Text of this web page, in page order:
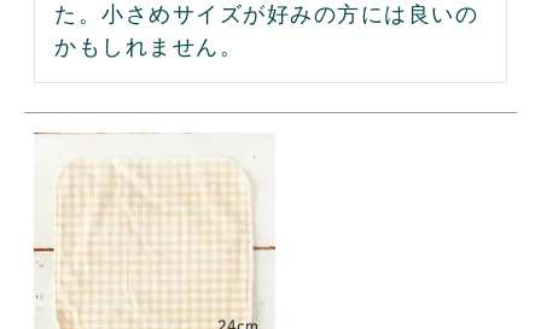
た。小さめサイズが好みの方には良いの
かもしれません。